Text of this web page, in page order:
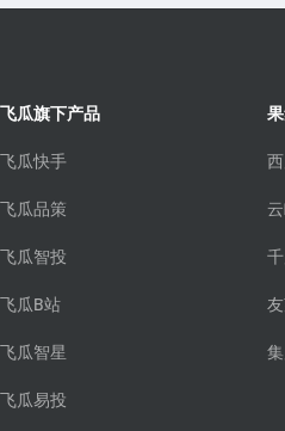
飞瓜旗下产品
飞瓜快手
飞瓜品策
飞瓜智投
飞瓜B站
飞瓜智星
飞瓜易投